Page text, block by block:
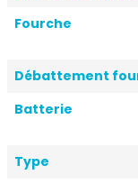
Fourche
Débattement
Batterie
Type